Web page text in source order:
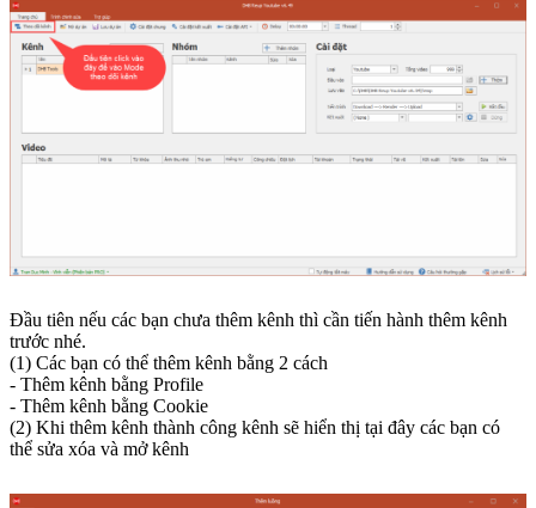
Đầu tiên nếu các bạn chưa thêm kênh thì cần tiến hành thêm kênh
trước nhé.
(1) Các bạn có thể thêm kênh bằng 2 cách
- Thêm kênh bằng Profile
- Thêm kênh bằng Cookie
(2) Khi thêm kênh thành công kênh sẽ hiển thị tại đây các bạn có
thể sửa xóa và mở kênh